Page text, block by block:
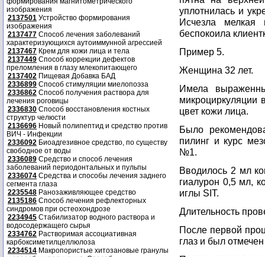
изображения
2137501 Устройство формирования
изображения
2137477 Способ лечения заболеваний
характеризующихся аутоиммунной агрессией
2137467 Крем для кожи лица и тела
2137449 Способ коррекции дефектов
преломления в глазу млекопитающего
2137402 Пищевая Добавка БАД
2336899 Способ стимуляции миелопоэза
2336862 Способ получения раствора для
лечения роговицы
2336830 Способ восстановления костных
структур челюсти
2136696 Новый полипептид и средство против
ВИЧ - Инфекции
2336092 Биоадгезивное средство, по существу
свободное от воды
2336089 Средство и способ лечения
заболеваний периодонтальных и пульпы
2336074 Средства и способы лечения заднего
сегмента глаза
2235548 Ранозаживляющее средство
2135186 Способ лечения рефлекторных
синдромов при остеохондрозе
2234945 Стабилизатор водного раствора и
водосодержащего сырья
2334762 Растворимая ассоциативная
карбоксиметилцеллюлоза
2234514 Макропористые хитозановые гранулы
уплотнилась и
Исчезла мелкая
беспокоила
Пример 5.
Женщина 32 лет.
Имела
микроциркуляции
цвет кожи лица.
Было
пилинг и курс
№1.
Вводилось 2 мл
гиалурон 0,5 мл,
иглы SIT.
Длительность
После первой
глаз и был